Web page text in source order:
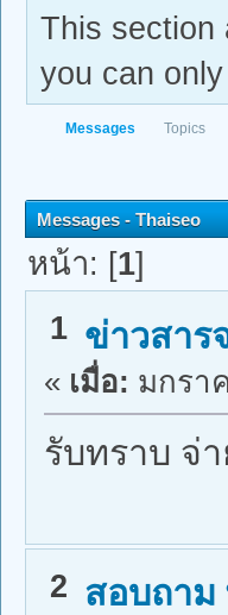
This section
you can
Messages Topics
Messages - Thaiseo
หน้า: [1]
1 ข่าวสาร
« เมื่อ: มกรา
รับทราบ จ่
2 สอบถาม